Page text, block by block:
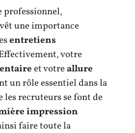
professionnel,
une importance
entretiens
votre
et votreallure
un rôle essentiel dans la
les recruteurs se font de
impression
faire toute la